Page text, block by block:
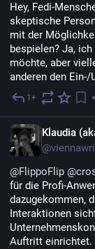
Hey, Fedi-
skeptische
mit der
bespielen? Ja,
möchte, aber
anderen den Ein-/
1+
Klaudia
@FlippoFlip @
für die Profi-
dazugekommen,
Interaktionen
Auftritt einrichtet.